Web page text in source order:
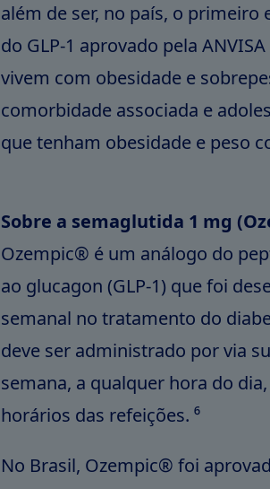
além de ser, no país, o primeiro
do GLP-1 aprovado pela
vivem com obesidade e
comorbidade associada e
que tenham obesidade e peso
Sobre a semaglutida 1 mg
Ozempic® é um análogo do
ao glucagon (GLP-1) que foi
semanal no tratamento do
deve ser administrado por via
semana, a qualquer hora do
horários das refeições. ⁶
No Brasil, Ozempic® foi